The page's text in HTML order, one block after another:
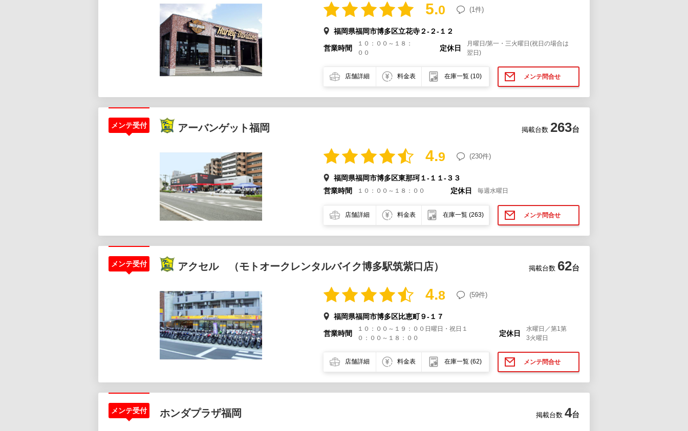
5.0 (1件)
福岡県福岡市博多区立花寺２-２-１２
営業時間
１０：００～１８：
００
定休日
月曜日/第一・三火曜日(祝日の場合は
翌日)
メンテ問合せ
店舗詳細 料金表 在庫一覧 (10)
メンテ受付 アーバンゲット福岡 掲載台数 263台
4.9 (230件)
福岡県福岡市博多区東那珂１-１１-３３
営業時間
１０：００～１８：００ 定休日 毎週水曜日
メンテ問合せ
店舗詳細 料金表 在庫一覧 (263)
メンテ受付 アクセル （モトオークレンタルバイク博多駅筑紫口店） 掲載台数 62台
4.8 (59件)
福岡県福岡市博多区比恵町９-１７
営業時間
１０：００～１９：００日曜日・祝日１
０：００～１８：００
定休日
水曜日／第1第
3火曜日
メンテ問合せ
店舗詳細 料金表 在庫一覧 (62)
メンテ受付 ホンダプラザ福岡 掲載台数 4台